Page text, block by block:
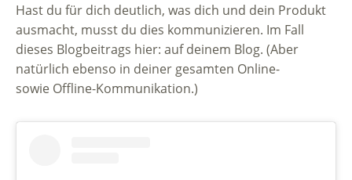
Hast du für dich deutlich, was dich und dein Produkt
ausmacht, musst du dies kommunizieren. Im Fall
dieses Blogbeitrags hier: auf deinem Blog. (Aber
natürlich ebenso in deiner gesamten Online-
sowie Offline-Kommunikation.)